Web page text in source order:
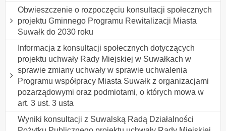
Obwieszczenie o rozpoczęciu konsultacji społecznych
projektu Gminnego Programu Rewitalizacji Miasta
Suwałk do 2030 roku
Informacja z konsultacji społecznych dotyczących
projektu uchwały Rady Miejskiej w Suwałkach w
sprawie zmiany uchwały w sprawie uchwalenia
Programu współpracy Miasta Suwałk z organizacjami
pozarządowymi oraz podmiotami, o których mowa w
art. 3 ust. 3 usta
Wyniki konsultacji z Suwalską Radą Działalności